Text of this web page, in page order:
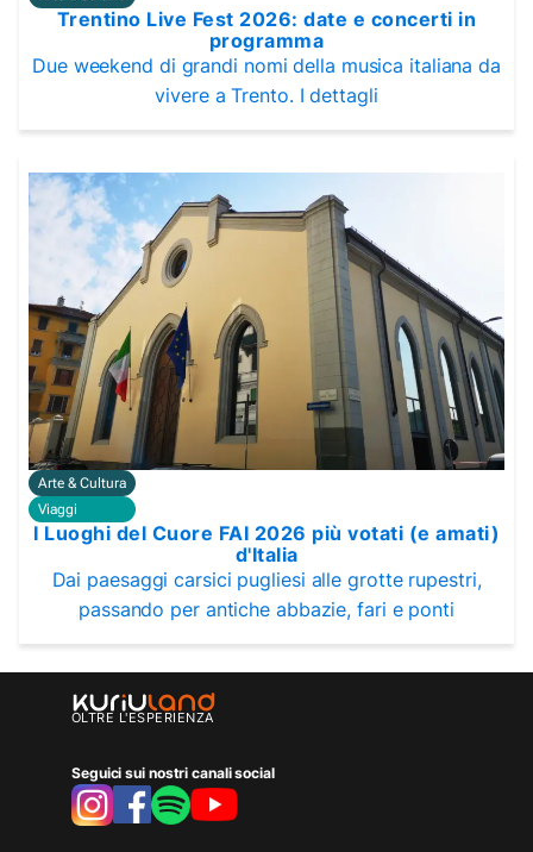
Trentino Live Fest 2026: date e concerti in
programma
Due weekend di grandi nomi della musica italiana da
vivere a Trento. I dettagli
Arte & Cultura
Viaggi
I Luoghi del Cuore FAI 2026 più votati (e amati)
d'Italia
Dai paesaggi carsici pugliesi alle grotte rupestri,
passando per antiche abbazie, fari e ponti
OLTRE L'ESPERIENZA
Seguici sui nostri canali social